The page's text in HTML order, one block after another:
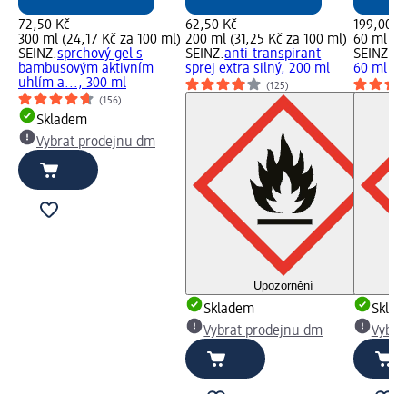
72,50 Kč
300 ml (24,17 Kč za 100 ml)
SEINZ.sprchový gel s
bambusovým aktivním
uhlím a..., 300 ml
(156)
Skladem
Vybrat prodejnu dm
62,50 Kč
200 ml (31,25 Kč za 100 ml)
SEINZ.anti-transpirant
sprej extra silný, 200 ml
(125)
Upozornění
Skladem
Vybrat prodejnu dm
199,00
60 ml
SEINZ.
60 ml